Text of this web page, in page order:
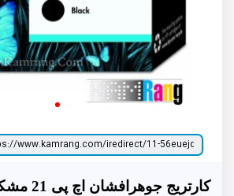
کارتریج جوهرافشان اچ پی 21 مشکی